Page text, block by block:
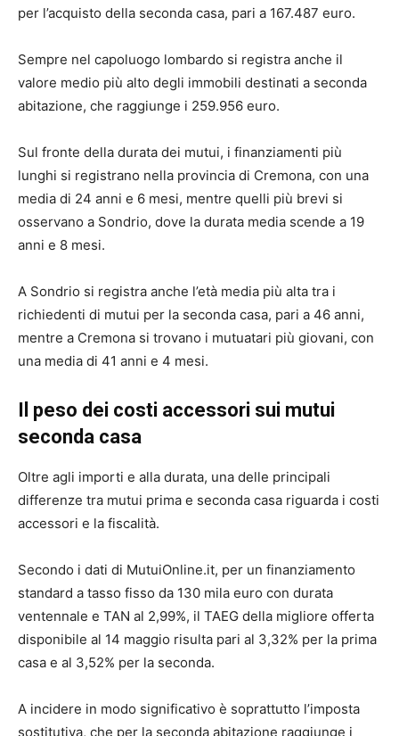
per l’acquisto della seconda casa, pari a 167.487 euro.
Sempre nel capoluogo lombardo si registra anche il
valore medio più alto degli immobili destinati a seconda
abitazione, che raggiunge i 259.956 euro.
Sul fronte della durata dei mutui, i finanziamenti più
lunghi si registrano nella provincia di Cremona, con una
media di 24 anni e 6 mesi, mentre quelli più brevi si
osservano a Sondrio, dove la durata media scende a 19
anni e 8 mesi.
A Sondrio si registra anche l’età media più alta tra i
richiedenti di mutui per la seconda casa, pari a 46 anni,
mentre a Cremona si trovano i mutuatari più giovani, con
una media di 41 anni e 4 mesi.
Il peso dei costi accessori sui mutui
seconda casa
Oltre agli importi e alla durata, una delle principali
differenze tra mutui prima e seconda casa riguarda i costi
accessori e la fiscalità.
Secondo i dati di MutuiOnline.it, per un finanziamento
standard a tasso fisso da 130 mila euro con durata
ventennale e TAN al 2,99%, il TAEG della migliore offerta
disponibile al 14 maggio risulta pari al 3,32% per la prima
casa e al 3,52% per la seconda.
A incidere in modo significativo è soprattutto l’imposta
sostitutiva, che per la seconda abitazione raggiunge i